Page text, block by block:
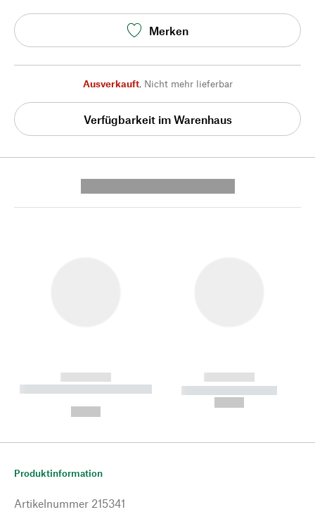
Merken
Ausverkauft, Nicht mehr lieferbar
Verfügbarkeit im Warenhaus
------------
----------- ----------- --------
------------
----------- -----------
Produktinformation
Artikelnummer 215341